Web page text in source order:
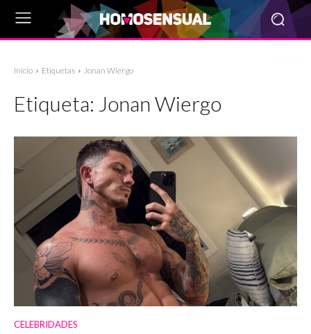
Inicio Etiquetas Jonan Wiergo
Etiqueta: Jonan Wiergo
CELEBRIDADES